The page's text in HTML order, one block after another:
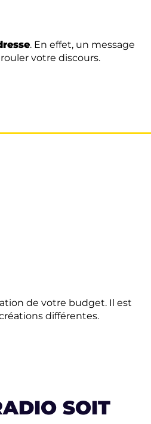
. En effet, un message
votre discours.
de votre budget. Il est
différentes.
SOIT